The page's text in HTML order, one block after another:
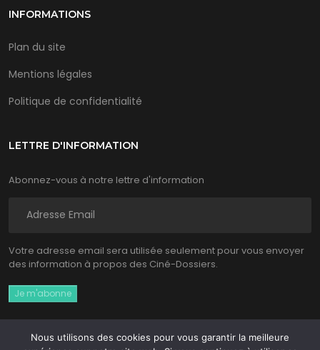
INFORMATIONS
Plan du site
Mentions légales
Politique de confidentialité
LETTRE D'INFORMATION
Abonnez-vous à notre lettre d'information
Votre adresse email sera utilisée seulement pour vous envoyer
des information à propos des Ciné-Dossiers.
Nous utilisons des cookies pour vous garantir la meilleure